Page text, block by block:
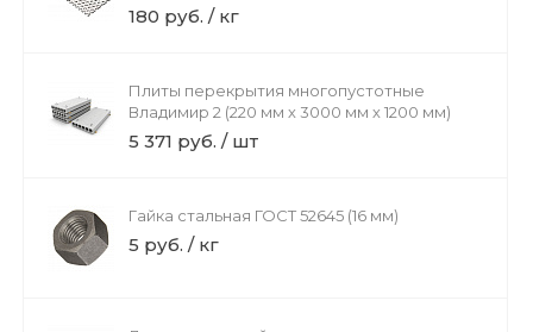
180 руб. / кг
Плиты перекрытия многопустотные
Владимир 2 (220 мм х 3000 мм х 1200 мм)
5 371 руб. / шт
Гайка стальная ГОСТ 52645 (16 мм)
5 руб. / кг